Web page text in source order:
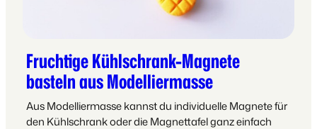
Fruchtige Kühlschrank-Magnete
basteln aus Modelliermasse
Aus Modelliermasse kannst du individuelle Magnete für
den Kühlschrank oder die Magnettafel ganz einfach